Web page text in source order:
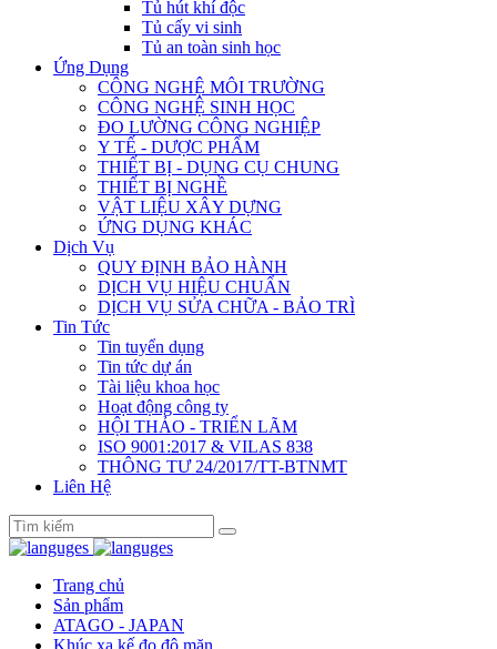
Tủ hút khí độc
Tủ cấy vi sinh
Tủ an toàn sinh học
Ứng Dụng
CÔNG NGHỆ MÔI TRƯỜNG
CÔNG NGHỆ SINH HỌC
ĐO LƯỜNG CÔNG NGHIỆP
Y TẾ - DƯỢC PHẨM
THIẾT BỊ - DỤNG CỤ CHUNG
THIẾT BỊ NGHỀ
VẬT LIỆU XÂY DỰNG
ỨNG DỤNG KHÁC
Dịch Vụ
QUY ĐỊNH BẢO HÀNH
DỊCH VỤ HIỆU CHUẨN
DỊCH VỤ SỬA CHỮA - BẢO TRÌ
Tin Tức
Tin tuyển dụng
Tin tức dự án
Tài liệu khoa học
Hoạt động công ty
HỘI THẢO - TRIỂN LÃM
ISO 9001:2017 & VILAS 838
THÔNG TƯ 24/2017/TT-BTNMT
Liên Hệ
Trang chủ
Sản phẩm
ATAGO - JAPAN
Khúc xạ kế đo độ mặn